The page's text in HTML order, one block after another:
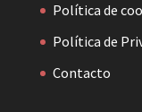
Política de
Política de
Contacto